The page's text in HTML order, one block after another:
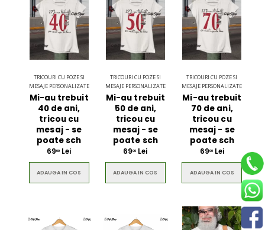
TRICOURI CU POZE SI
MESAJE PERSONALIZATE
Mi-au trebuit
40 de ani,
tricou cu
mesaj - se
poate sch
6900 Lei
ADAUGA IN COS
TRICOURI CU POZE SI
MESAJE PERSONALIZATE
Mi-au trebuit
50 de ani,
tricou cu
mesaj - se
poate sch
6900 Lei
ADAUGA IN COS
TRICOURI CU POZE SI
MESAJE PERSONALIZATE
Mi-au trebuit
70 de ani,
tricou cu
mesaj - se
poate sch
6900Lei
ADAUGA IN COS